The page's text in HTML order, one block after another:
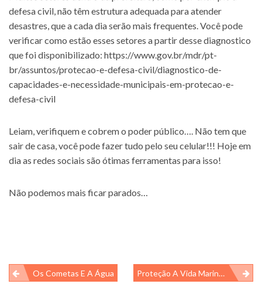
defesa civil, não têm estrutura adequada para atender
desastres, que a cada dia serão mais frequentes. Você pode
verificar como estão esses setores a partir desse diagnostico
que foi disponibilizado: https://www.gov.br/mdr/pt-
br/assuntos/protecao-e-defesa-civil/diagnostico-de-
capacidades-e-necessidade-municipais-em-protecao-e-
defesa-civil
Leiam, verifiquem e cobrem o poder público…. Não tem que
sair de casa, você pode fazer tudo pelo seu celular!!! Hoje em
dia as redes sociais são ótimas ferramentas para isso!
Não podemos mais ficar parados…
Navegação
Os Cometas E A Água Proteção A Vida Marinha Ganha Uma Batalha!!